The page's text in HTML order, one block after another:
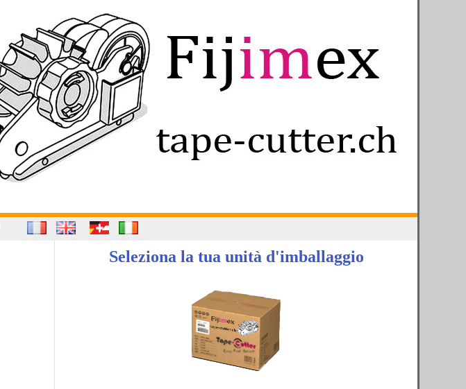
Seleziona la tua unità d'imballaggio